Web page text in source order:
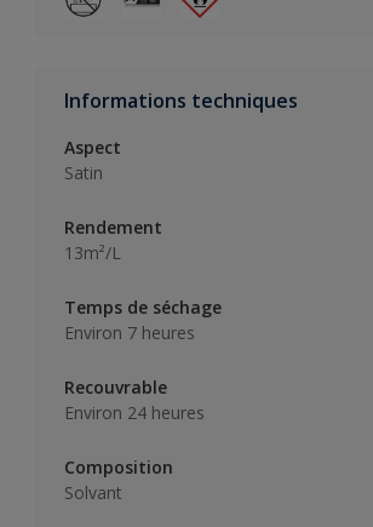
Informations techniques
Aspect
Satin
Rendement
13m²/L
Temps de séchage
Environ 7 heures
Recouvrable
Environ 24 heures
Composition
Solvant